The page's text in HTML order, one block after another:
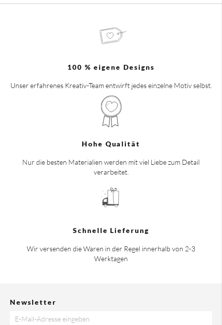
100 % eigene Designs
Unser erfahrenes Kreativ-Team entwirft jedes einzelne Motiv selbst.
Hohe Qualität
Nur die besten Materialien werden mit viel Liebe zum Detail
verarbeitet.
Schnelle Lieferung
Wir versenden die Waren in der Regel innerhalb von 2-3
Werktagen
Newsletter